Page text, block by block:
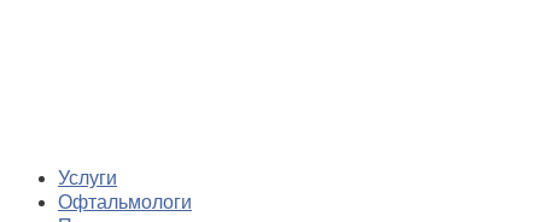
Услуги
Офтальмологи